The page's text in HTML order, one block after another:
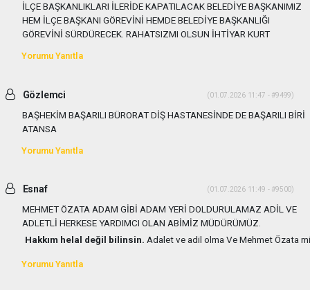
İLÇE BAŞKANLIKLARI İLERİDE KAPATILACAK BELEDİYE BAŞKANIMIZ
HEM İLÇE BAŞKANI GÖREVİNİ HEMDE BELEDİYE BAŞKANLIĞI
GÖREVİNİ SÜRDÜRECEK. RAHATSIZMI OLSUN İHTİYAR KURT
Yorumu Yanıtla
Gözlemci (01.07.2026 11:47 - #9499)
BAŞHEKİM BAŞARILI BÜRORAT DİŞ HASTANESİNDE DE BAŞARILI BİRİ
ATANSA
Yorumu Yanıtla
Esnaf (01.07.2026 11:49 - #9500)
MEHMET ÖZATA ADAM GİBİ ADAM YERİ DOLDURULAMAZ ADİL VE
ADLETLİ HERKESE YARDIMCI OLAN ABİMİZ MÜDÜRÜMÜZ.
Hakkım helal değil bilinsin. Adalet ve adil olma Ve Mehmet Özata mi
Yorumu Yanıtla